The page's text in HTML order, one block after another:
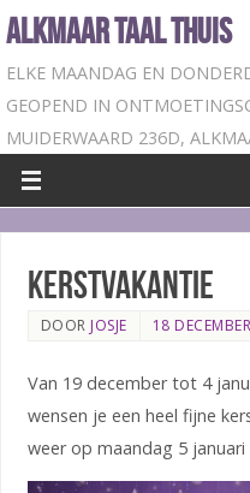
ALKMAAR TAAL THUIS
ELKE MAANDAG EN
GEOPEND IN
MUIDERWAARD 236D,
Kerstvakantie
DOOR JOSJE 18
Van 19 december tot 4
wensen je een heel fijne
weer op maandag 5 januari